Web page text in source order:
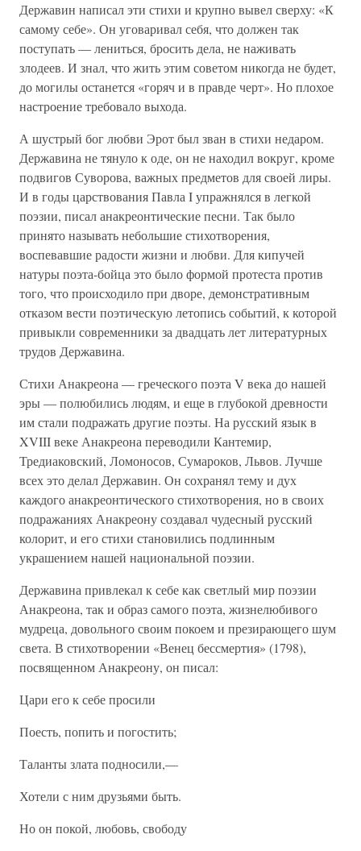
Державин написал эти стихи и крупно вывел сверху: «К
самому себе». Он уговаривал себя, что должен так
поступать — лениться, бросить дела, не наживать
злодеев. И знал, что жить этим советом никогда не будет,
до могилы останется «горяч и в правде черт». Но плохое
настроение требовало выхода.
А шустрый бог любви Эрот был зван в стихи недаром.
Державина не тянуло к оде, он не находил вокруг, кроме
подвигов Суворова, важных предметов для своей лиры.
И в годы царствования Павла I упражнялся в легкой
поэзии, писал анакреонтические песни. Так было
принято называть небольшие стихотворения,
воспевавшие радости жизни и любви. Для кипучей
натуры поэта-бойца это было формой протеста против
того, что происходило при дворе, демонстративным
отказом вести поэтическую летопись событий, к которой
привыкли современники за двадцать лет литературных
трудов Державина.
Стихи Анакреона — греческого поэта V века до нашей
эры — полюбились людям, и еще в глубокой древности
им стали подражать другие поэты. На русский язык в
XVIII веке Анакреона переводили Кантемир,
Тредиаковский, Ломоносов, Сумароков, Львов. Лучше
всех это делал Державин. Он сохранял тему и дух
каждого анакреонтического стихотворения, но в своих
подражаниях Анакреону создавал чудесный русский
колорит, и его стихи становились подлинным
украшением нашей национальной поэзии.
Державина привлекал к себе как светлый мир поэзии
Анакреона, так и образ самого поэта, жизнелюбивого
мудреца, довольного своим покоем и презирающего шум
света. В стихотворении «Венец бессмертия» (1798),
посвященном Анакреону, он писал:
Цари его к себе просили
Поесть, попить и погостить;
Таланты злата подносили,—
Хотели с ним друзьями быть.
Но он покой, любовь, свободу